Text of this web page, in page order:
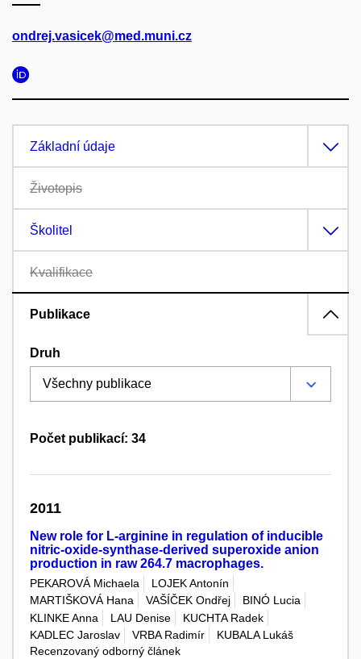
ondrej.vasicek@med.muni.cz
Základní údaje
Životopis
Školitel
Kvalifikace
Publikace
Druh
Počet publikací: 34
2011
New role for L-arginine in regulation of inducible
nitric-oxide-synthase-derived superoxide anion
production in raw 264.7 macrophages.
PEKAROVÁ Michaela
LOJEK Antonín
MARTIŠKOVÁ Hana
VAŠÍČEK Ondřej
BINÓ Lucia
KLINKE Anna
LAU Denise
KUCHTA Radek
KADLEC Jaroslav
VRBA Radimír
KUBALA Lukáš
Recenzovaný odborný článek